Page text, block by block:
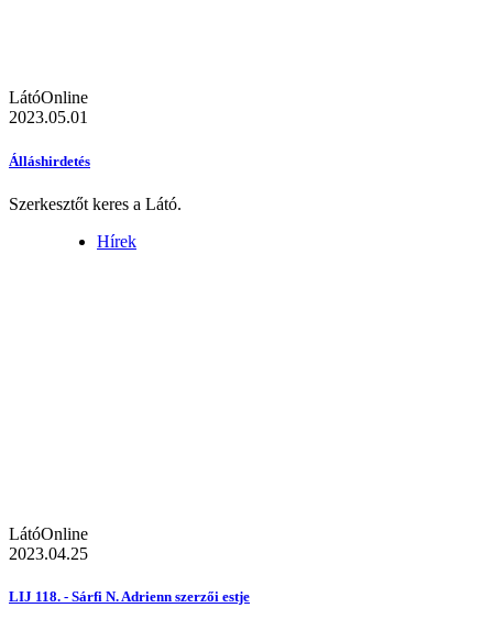
LátóOnline
2023.05.01
Álláshirdetés
Szerkesztőt keres a Látó.
Hírek
LátóOnline
2023.04.25
LIJ 118. - Sárfi N. Adrienn szerzői estje